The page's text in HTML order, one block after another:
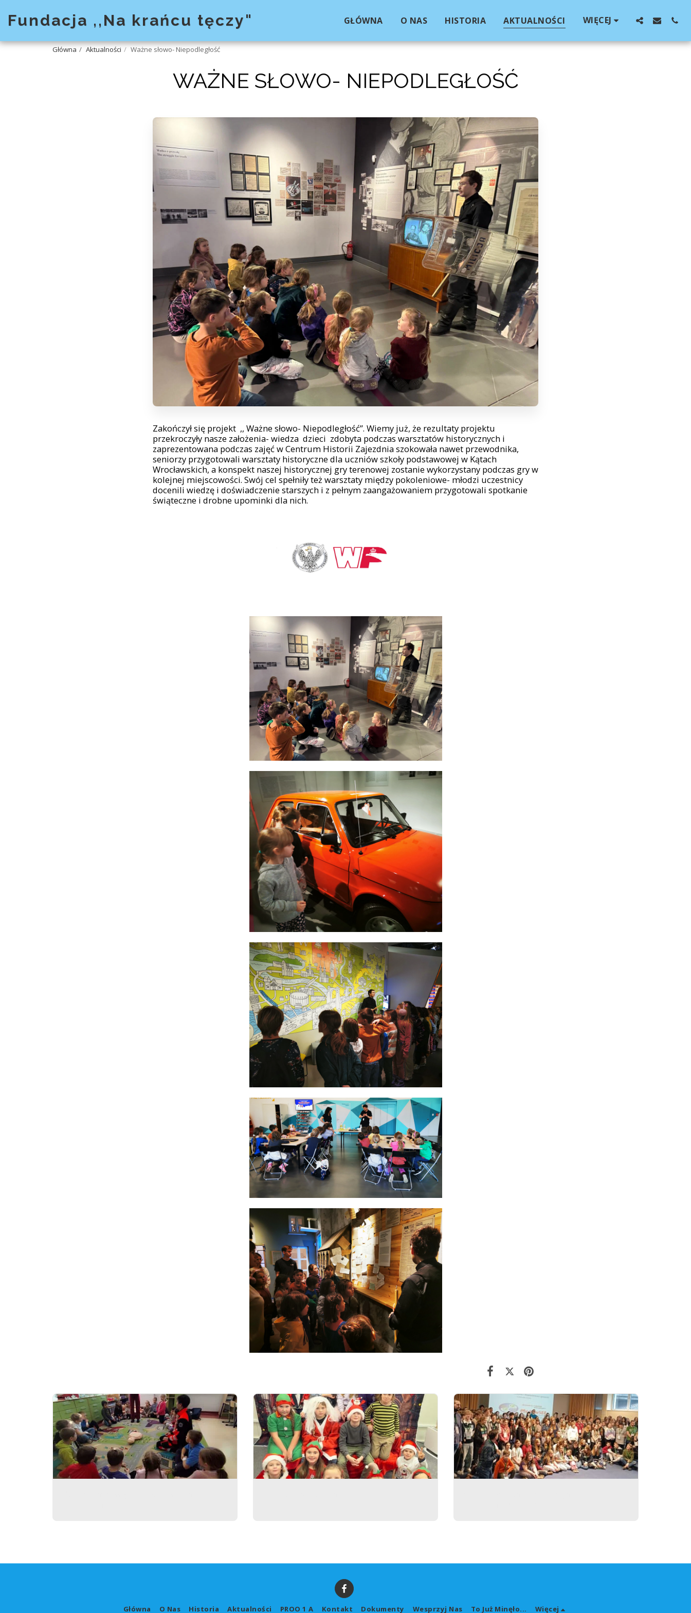
Fundacja ,,Na krańcu tęczy" GŁÓWNA O NAS HISTORIA AKTUALNOŚCI WIĘCEJ
Główna Aktualności Ważne słowo- Niepodległość
WAŻNE SŁOWO- NIEPODLEGŁOŚĆ
Zakończył się projekt ,, Ważne słowo- Niepodległość’’. Wiemy już, że rezultaty projektu
przekroczyły nasze założenia- wiedza dzieci zdobyta podczas warsztatów historycznych i
zaprezentowana podczas zajęć w Centrum Historii Zajezdnia szokowała nawet przewodnika,
seniorzy przygotowali warsztaty historyczne dla uczniów szkoły podstawowej w Kątach
Wrocławskich, a konspekt naszej historycznej gry terenowej zostanie wykorzystany podczas gry w
kolejnej miejscowości. Swój cel spełniły też warsztaty między pokoleniowe- młodzi uczestnicy
docenili wiedzę i doświadczenie starszych i z pełnym zaangażowaniem przygotowali spotkanie
świąteczne i drobne upominki dla nich.
Główna O Nas Historia Aktualności PROO 1 A Kontakt Dokumenty Wesprzyj Nas To Już Minęło... Więcej